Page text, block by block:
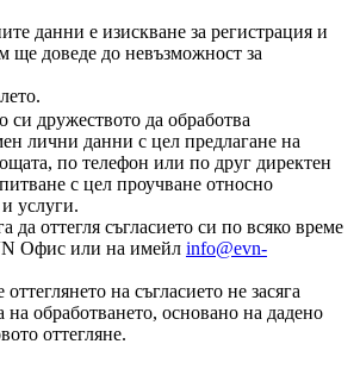
данни е изискване за регистрация и
ще доведе до невъзможност за
си дружеството да обработва
лични данни с цел предлагане на
по телефон или по друг директен
с цел проучване относно
услуги.
да оттегля съгласието си по всяко време
Офис или на имейл info@evn-
на съгласието не засяга
на обработването, основано на дадено
оттегляне.